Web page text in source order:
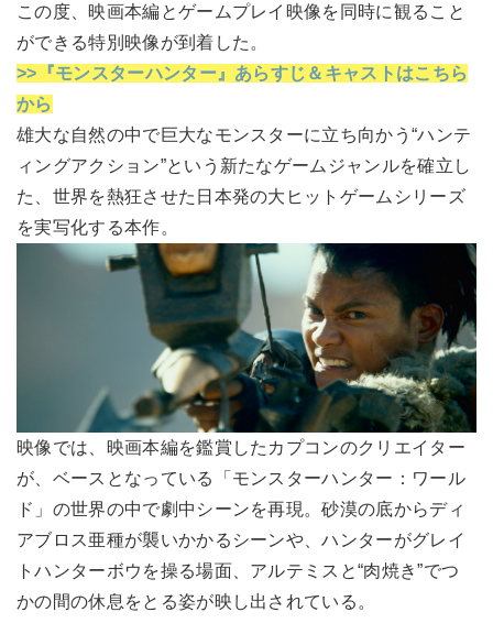
この度、映画本編とゲームプレイ映像を同時に観ること
ができる特別映像が到着した。
>>『モンスターハンター』あらすじ＆キャストはこちら
から
雄大な自然の中で巨大なモンスターに立ち向かう“ハンテ
ィングアクション”という新たなゲームジャンルを確立し
た、世界を熱狂させた日本発の大ヒットゲームシリーズ
を実写化する本作。
映像では、映画本編を鑑賞したカプコンのクリエイター
が、ベースとなっている「モンスターハンター：ワール
ド」の世界の中で劇中シーンを再現。砂漠の底からディ
アブロス亜種が襲いかかるシーンや、ハンターがグレイ
トハンターボウを操る場面、アルテミスと“肉焼き”でつ
かの間の休息をとる姿が映し出されている。